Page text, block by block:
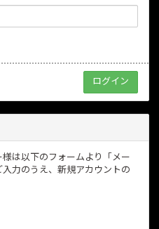
は以下のフォームより「メー
力のうえ、新規アカウントの